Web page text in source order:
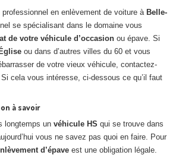
professionnel en enlèvement de voiture à Belle-
se spécialisant dans le domaine vous
de votre véhicule d’occasion ou épave. Si
ou dans d’autres villes du 60 et vous
de votre vieux véhicule, contactez-
cela vous intéresse, ci-dessous ce qu’il faut
à savoir
longtemps un véhicule HS qui se trouve dans
vous ne savez pas quoi en faire. Pour
d’épave est une obligation légale.